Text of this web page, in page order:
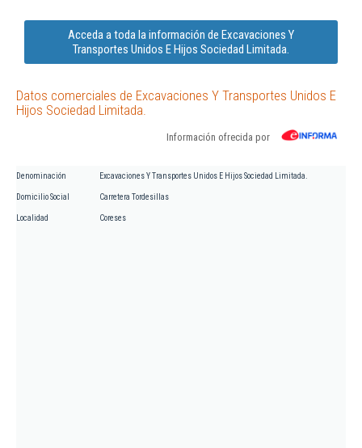
Acceda a toda la información de Excavaciones Y
Transportes Unidos E Hijos Sociedad Limitada.
Datos comerciales de Excavaciones Y Transportes Unidos E
Hijos Sociedad Limitada.
Información ofrecida por
Denominación Excavaciones Y Transportes Unidos E Hijos Sociedad Limitada.
Domicilio Social Carretera Tordesillas
Localidad Coreses